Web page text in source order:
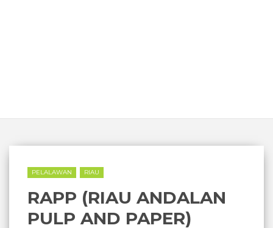
PELALAWAN RIAU
RAPP (RIAU ANDALAN
PULP AND PAPER)